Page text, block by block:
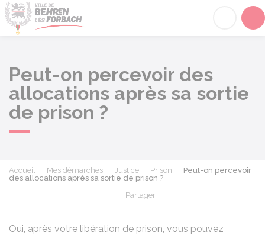
Peut-on percevoir des
allocations après sa sortie
de prison ?
Accueil Mes démarches Justice Prison
Peut-on percevoir
des allocations après sa sortie de prison ?
Partager
Oui, après votre libération de prison, vous pouvez